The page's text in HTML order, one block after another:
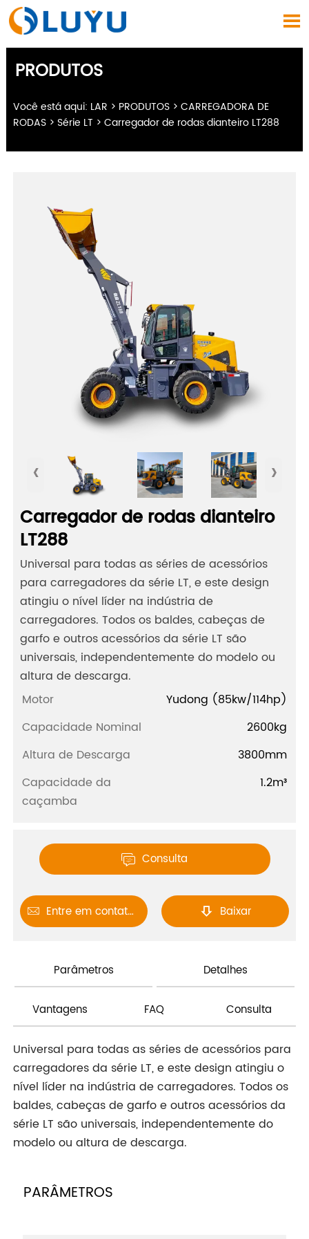

PRODUTOS
Você está aqui: LAR > PRODUTOS> CARREGADORA DE
RODAS> Série LT > Carregador de rodas dianteiro LT288
‹ ›
Carregador de rodas dianteiro
LT288
Universal para todas as séries de acessórios
para carregadores da série LT, e este design
atingiu o nível líder na indústria de
carregadores. Todos os baldes, cabeças de
garfo e outros acessórios da série LT são
universais, independentemente do modelo ou
altura de descarga.
Motor
Yudong (85kw/114hp)
Capacidade Nominal
2600kg
Altura de Descarga
3800mm
Capacidade da
caçamba
1.2m³
 Consulta
 Entre em contato conosco  Baixar
Parâmetros Detalhes
Vantagens FAQ Consulta
Universal para todas as séries de acessórios para
carregadores da série LT, e este design atingiu o
nível líder na indústria de carregadores. Todos os
baldes, cabeças de garfo e outros acessórios da
série LT são universais, independentemente do
modelo ou altura de descarga.
PARÂMETROS